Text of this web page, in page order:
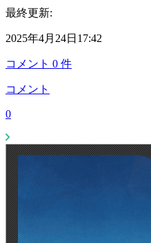
最終更新:
2025年4月24日17:42
コメント 0 件
コメント
0